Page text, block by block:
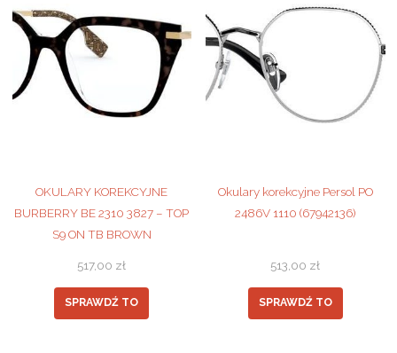
OKULARY KOREKCYJNE
BURBERRY BE 2310 3827 – TOP
S9 ON TB BROWN
517,00 zł
SPRAWDŹ TO
Okulary korekcyjne Persol PO
2486V 1110 (67942136)
513,00 zł
SPRAWDŹ TO